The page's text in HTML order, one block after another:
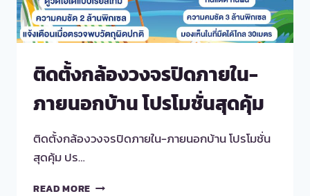
ติดตั้งกล้องวงจรปิดภายใน-
ภายนอกบ้าน โปรโมชั่นสุดคุ้ม
ติดตั้งกล้องวงจรปิดภายใน-ภายนอกบ้าน โปรโมชั่น
สุดคุ้ม ปร…
READ MORE ติด